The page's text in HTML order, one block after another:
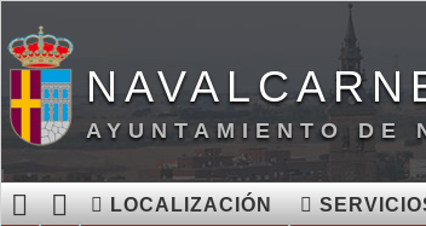
AYUNTAMIENTO DE
LOCALIZACIÓN